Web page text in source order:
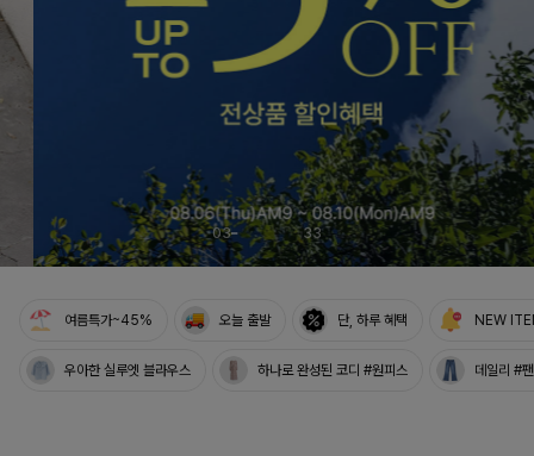
03 33
여름특가~45% 오늘 출발 단, 하루 혜택 NEW
우아한 실루엣 블라우스 하나로 완성된 코디 #원피스 데일리 #